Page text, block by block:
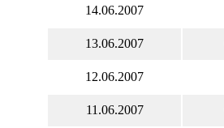
14.06.2007
13.06.2007
12.06.2007
11.06.2007